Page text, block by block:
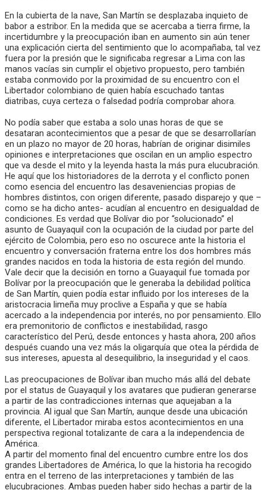
En la cubierta de la nave, San Martín se desplazaba inquieto de
babor a estribor. En la medida que se acercaba a tierra firme, la
incertidumbre y la preocupación iban en aumento sin aún tener
una explicación cierta del sentimiento que lo acompañaba, tal vez
fuera por la presión que le significaba regresar a Lima con las
manos vacías sin cumplir el objetivo propuesto, pero también
estaba conmovido por la proximidad de su encuentro con el
Libertador colombiano de quien había escuchado tantas
diatribas, cuya certeza o falsedad podría comprobar ahora.
No podía saber que estaba a solo unas horas de que se
desataran acontecimientos que a pesar de que se desarrollarían
en un plazo no mayor de 20 horas, habrían de originar disimiles
opiniones e interpretaciones que oscilan en un amplio espectro
que va desde el mito y la leyenda hasta la más pura elucubración.
He aquí que los historiadores de la derrota y el conflicto ponen
como esencia del encuentro las desaveniencias propias de
hombres distintos, con origen diferente, pasado disparejo y que –
como se ha dicho antes- acudían al encuentro en desigualdad de
condiciones. Es verdad que Bolívar dio por “solucionado” el
asunto de Guayaquil con la ocupación de la ciudad por parte del
ejército de Colombia, pero eso no oscurece ante la historia el
encuentro y conversación fraterna entre los dos hombres más
grandes nacidos en toda la historia de esta región del mundo.
Vale decir que la decisión en torno a Guayaquil fue tomada por
Bolívar por la preocupación que le generaba la debilidad política
de San Martín, quien podía estar influido por los intereses de la
aristocracia limeña muy proclive a España y que se había
acercado a la independencia por interés, no por pensamiento. Ello
era premonitorio de conflictos e inestabilidad, rasgo
característico del Perú, desde entonces y hasta ahora, 200 años
después cuando una vez más la oligarquía que otea la pérdida de
sus intereses, apuesta al desequilibrio, la inseguridad y el caos.
Las preocupaciones de Bolívar iban mucho más allá del debate
por el status de Guayaquil y los avatares que pudieran generarse
a partir de las contradicciones internas que aquejaban a la
provincia. Al igual que San Martín, aunque desde una ubicación
diferente, el Libertador miraba estos acontecimientos en una
perspectiva regional totalizante de cara a la independencia de
América.
A partir del momento final del encuentro cumbre entre los dos
grandes Libertadores de América, lo que la historia ha recogido
entra en el terreno de las interpretaciones y también de las
elucubraciones. Ambas pueden haber sido hechas a partir de la